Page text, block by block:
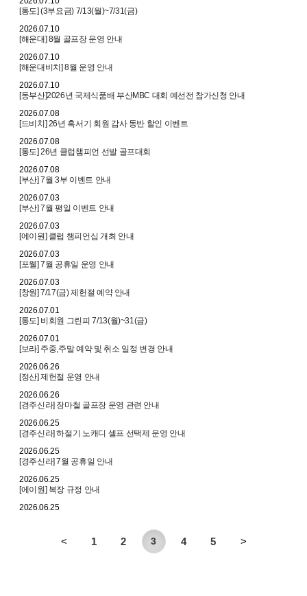
[통도] (3부요금) 7/13(월)~7/31(금)
2026.07.10
[해운대] 8월 골프장 운영 안내
2026.07.10
[해운대비치] 8월 운영 안내
2026.07.10
[동부산]2026년 국제식품배 부산MBC 대회 예선전 참가신청 안내
2026.07.08
[드비치] 26년 혹서기 회원 감사 동반 할인 이벤트
2026.07.08
[통도] 26년 클럽챔피언 선발 골프대회
2026.07.08
[부산] 7월 3부 이벤트 안내
2026.07.03
[부산] 7월 평일 이벤트 안내
2026.07.03
[에이원] 클럽 챔피언십 개최 안내
2026.07.03
[포웰] 7월 공휴일 운영 안내
2026.07.03
[창원] 7/17(금) 제헌절 예약 안내
2026.07.01
[통도] 비회원 그린피 7/13(월)~31(금)
2026.07.01
[보라] 주중,주말 예약 및 취소 일정 변경 안내
2026.06.26
[정산] 제헌절 운영 안내
2026.06.26
[경주신라] 장마철 골프장 운영 관련 안내
2026.06.25
[경주신라] 하절기 노캐디 셀프 선택제 운영 안내
2026.06.25
[경주신라] 7월 공휴일 안내
2026.06.25
[에이원] 복장 규정 안내
2026.06.25
< 1 2 3 4 5 >